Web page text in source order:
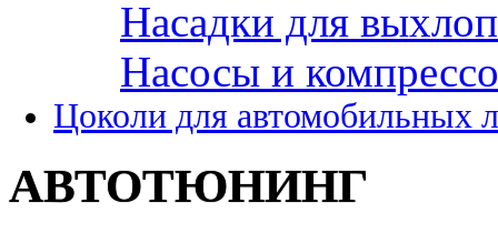
Насадки для
Насосы и
Цоколи для автомобильных
АВТОТЮНИНГ